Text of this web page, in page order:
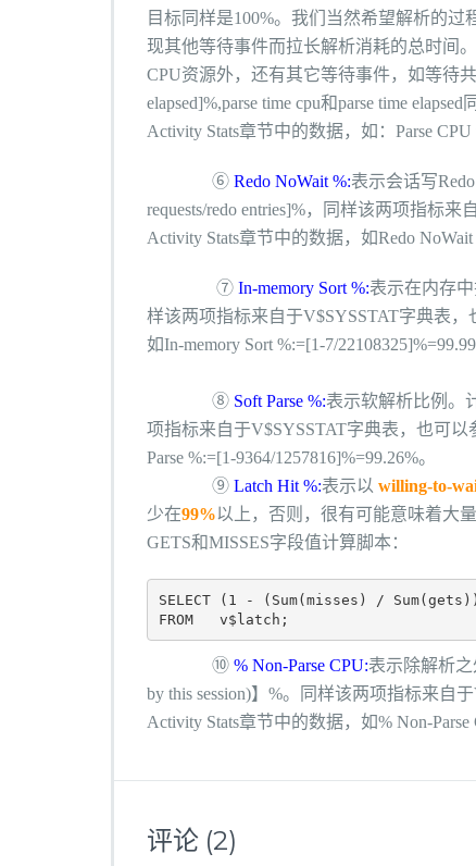
目标同样是100%。我们当然希望解析的
现其他等待事件而拉长解析消耗的总时间
CPU资源外，还有其它等待事件，如等待
elapsed]%,parse time cpu和parse time
Activity Stats章节中的数据，如：Parse CPU
⑥ Redo NoWait %:表示会话写
requests/redo entries]%，同样该两项指标
Activity Stats章节中的数据，如Redo NoWait
⑦ In-memory Sort %:表示在内存中
样该两项指标来自于V$SYSSTAT字典表，
如In-memory Sort %:=[1-7/
⑧ Soft Parse %:表示软解析比例。
项指标来自于V$SYSSTAT字典表，也可以
Parse %:=[1-9364/1257816]%=99.26%。
⑨ Latch Hit %:表示以 willing-to-
少在99%以上，否则，很有可能意味着大
GETS和MISSES字段值计算脚本：
SELECT (1 -
⑩ % Non-Parse CPU:表示除解析之
by this session)】%。
同样该两项指标来自
Activity Stats章节中的数据，如% Non-Parse
评论 (2)